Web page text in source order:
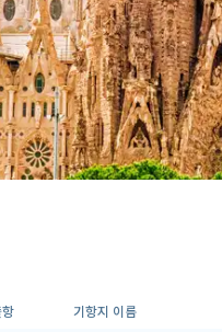
기항지 이름